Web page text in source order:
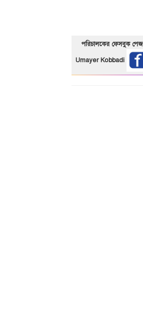
পরিচালকের ফেসবুক পেজ
Umayer Kobbadi